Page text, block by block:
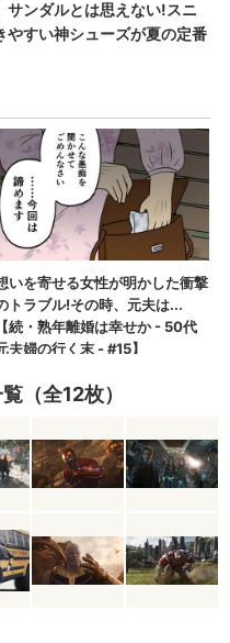
（全12枚）